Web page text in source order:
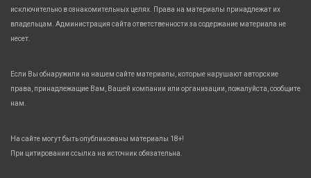
исключительно в ознакомительных целях. Права на материалы принадлежат их
владельцам. Администрация сайта ответственности за содержание материала не
несет.
Если Вы обнаружили на нашем сайте материалы, которые нарушают авторские
права, принадлежащие Вам, Вашей компании или организации, пожалуйста, сообщите
нам.
На сайте могут быть опубликованы материалы 18+!
При цитировании ссылка на источник обязательна.